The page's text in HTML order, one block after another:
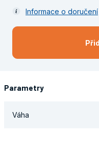
Informace o doručení
Parametry
Váha